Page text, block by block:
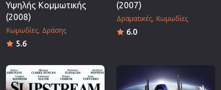
Υψηλής Κομμωτικής
(2008)
Κωμωδίες Δράσης
5.6
(2007)
Δραματικές Κωμωδίες
6.0